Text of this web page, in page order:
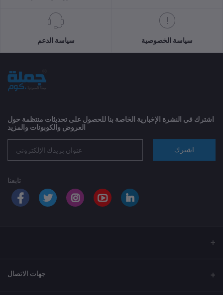
سياسة الدعم سياسة الخصوصية
اشترك في النشرة الإخبارية الخاصة بنا للحصول على تحديثات منتظمة حول
العروض والكوبونات والمزيد
اشترك
تابعنا
جهات الاتصال